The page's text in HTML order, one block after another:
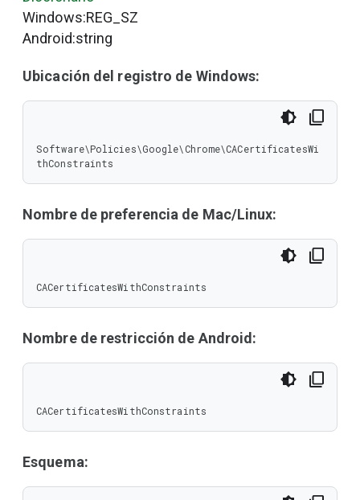
Windows:REG_SZ
Android:string
Ubicación del registro de Windows:
Software\Policies\Google\Chrome\CACertificatesWi
thConstraints
Nombre de preferencia de Mac/Linux:
CACertificatesWithConstraints
Nombre de restricción de Android:
CACertificatesWithConstraints
Esquema: